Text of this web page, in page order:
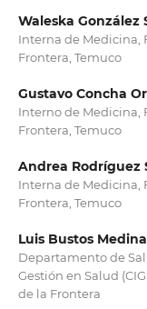
Waleska González
Interna de Medicina,
Frontera, Temuco
Gustavo Concha
Interno de Medicina,
Frontera, Temuco
Andrea Rodríguez
Interna de Medicina,
Frontera, Temuco
Luis Bustos Medina
Departamento de
Gestión en Salud
de la Frontera